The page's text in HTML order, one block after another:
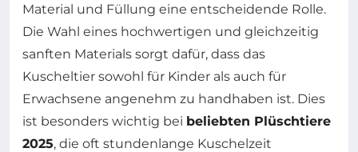
Material und Füllung eine entscheidende Rolle.
Die Wahl eines hochwertigen und gleichzeitig
sanften Materials sorgt dafür, dass das
Kuscheltier sowohl für Kinder als auch für
Erwachsene angenehm zu handhaben ist. Dies
ist besonders wichtig bei beliebten Plüschtiere
2025, die oft stundenlange Kuschelzeit